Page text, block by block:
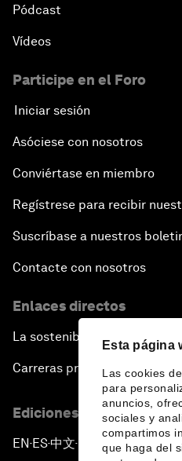
Esta página
Las cookies
para
anuncios,
sociales y
compartimos
que haga del
Pódcast
Vídeos
Participe en el Foro
Iniciar sesión
Asóciese con nosotros
Conviértase en miembro
Regístrese para recibir
Suscríbase a nuestros
Contacte con nosotros
Enlaces directos
La sostenibilidad en el Foro
Carreras profesionales
Ediciones en otros
EN ▪ES▪中文▪ 日本語